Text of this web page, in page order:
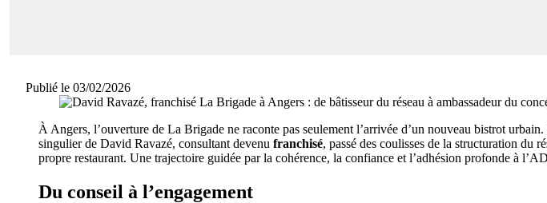
Publié le 03/02/2026
À Angers, l’ouverture de La Brigade ne raconte pas seulement l’arrivée d’un nouveau bistrot
singulier de David Ravazé, consultant devenu franchisé, passé des coulisses de la structuration du
propre restaurant. Une trajectoire guidée par la cohérence, la confiance et l’adhésion profonde à
Du conseil à l’engagement